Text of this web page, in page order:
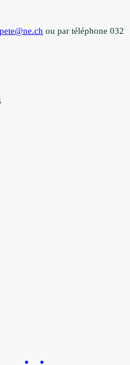
ou par téléphone 032